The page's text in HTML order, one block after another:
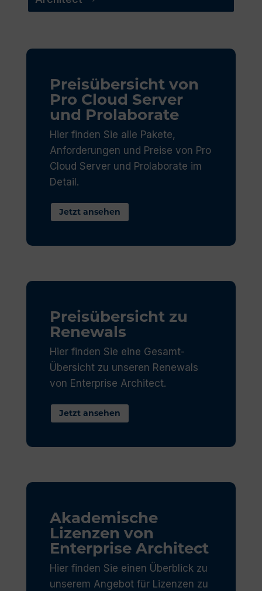
Preisübersicht von
Pro Cloud Server
und Prolaborate
Hier finden Sie alle Pakete,
Anforderungen und Preise von Pro
Cloud Server und Prolaborate im
Detail.
Jetzt ansehen
Preisübersicht zu
Renewals
Hier finden Sie eine Gesamt-
Übersicht zu unseren Renewals
von Enterprise Architect.
Jetzt ansehen
Akademische
Lizenzen von
Enterprise Architect
Hier finden Sie einen Überblick zu
unserem Angebot für Lizenzen zu